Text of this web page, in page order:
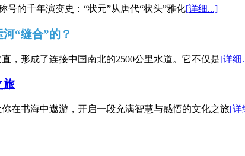
号的千年演变史：“状元”从唐代“状头”雅化[详细...]
“缝合”的？
，形成了连接中国南北的2500公里水道。它不仅是[详细
旅
在书海中遨游，开启一段充满智慧与感悟的文化之旅[详